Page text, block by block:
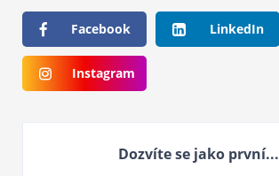
Facebook LinkedIn
Instagram
Dozvíte se jako první...